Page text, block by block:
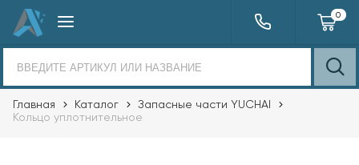
0
Главная Каталог
Запасные части YUCHAI
Кольцо уплотнительное